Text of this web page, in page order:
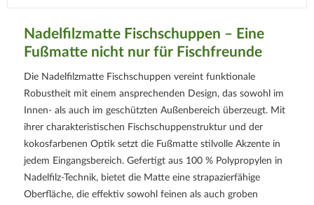
Nadelfilzmatte Fischschuppen – Eine
Fußmatte nicht nur für Fischfreunde
Die Nadelfilzmatte Fischschuppen vereint funktionale
Robustheit mit einem ansprechenden Design, das sowohl im
Innen- als auch im geschützten Außenbereich überzeugt. Mit
ihrer charakteristischen Fischschuppenstruktur und der
kokosfarbenen Optik setzt die Fußmatte stilvolle Akzente in
jedem Eingangsbereich. Gefertigt aus 100 % Polypropylen in
Nadelfilz-Technik, bietet die Matte eine strapazierfähige
Oberfläche, die effektiv sowohl feinen als auch groben